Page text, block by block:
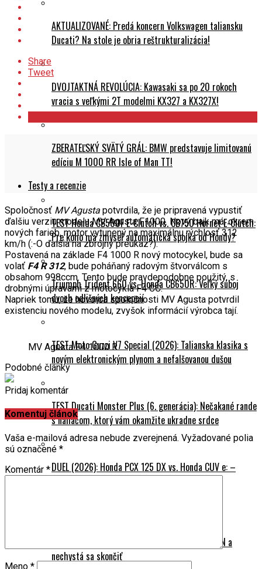
AKTUALIZOVANÉ: Predá koncern Volkswagen taliansku
Ducati? Na stole je obria reštrukturalizácia!
DVOJTAKTNÁ REVOLÚCIA: Kawasaki sa po 20 rokoch
vracia s veľkými 2T modelmi KX327 a KX327X!
ZBERATEĽSKÝ SVÄTÝ GRÁL: BMW predstavuje limitovanú
edíciu M 1000 RR Isle of Man TT!
Testy a recenzie
TEST Honda CB500F E-Clutch vs. CB750 Hornet E-Clutch:
Pre koho má zmysel automatická spojka od Hondy?
Triumph Trident 660 vs. Honda CB650R: Veľký súboj
dvoch odlišných koncepcií
TEST Moto Guzzi V7 Special (2026): Talianska klasika s
novým elektronickým plynom a nefalšovanou dušou
TEST Ducati Monster Plus (6. generácia): Nečakané rande
s naháčom, ktorý vám okamžite ukradne srdce
DUEL (2026): Honda PCX 125 DX vs. Honda CUV e: –
Na naháči svetom: 245 000 km na Yamahe FZ1N a
nechystá sa skončiť
Share
Tweet
Spoločnosť MV Agusta potvrdila, že je pripravená vypustiť
ďalšiu verziu modelu MV Agusta F1000. Nový bajk má, okrem
nových farieb, motor vytunený na maximálnu rýchlosť 312
km/h (:-O ďalšia na zbrojný preukaz?).
Postavená na základe F4 1000 R nový motocykel, bude sa
volať F4 R 312, bude poháňaný radovým štvorválcom s
obsahom 998ccm. Tento bude pravdepodobne použitý, s
drobnými úpravami z motocykla F4 CC.
Napriek tomu, že hovorca spoločnosti MV Agusta potvrdil
existenciu nového modelu, zvyšok informácií výrobca tají.
MV Agusta F4 1000 R
Podobné články
Pridaj komentár
Komentuj článok
Vaša e-mailová adresa nebude zverejnená. Vyžadované polia
sú označené *
Komentár *
Meno *